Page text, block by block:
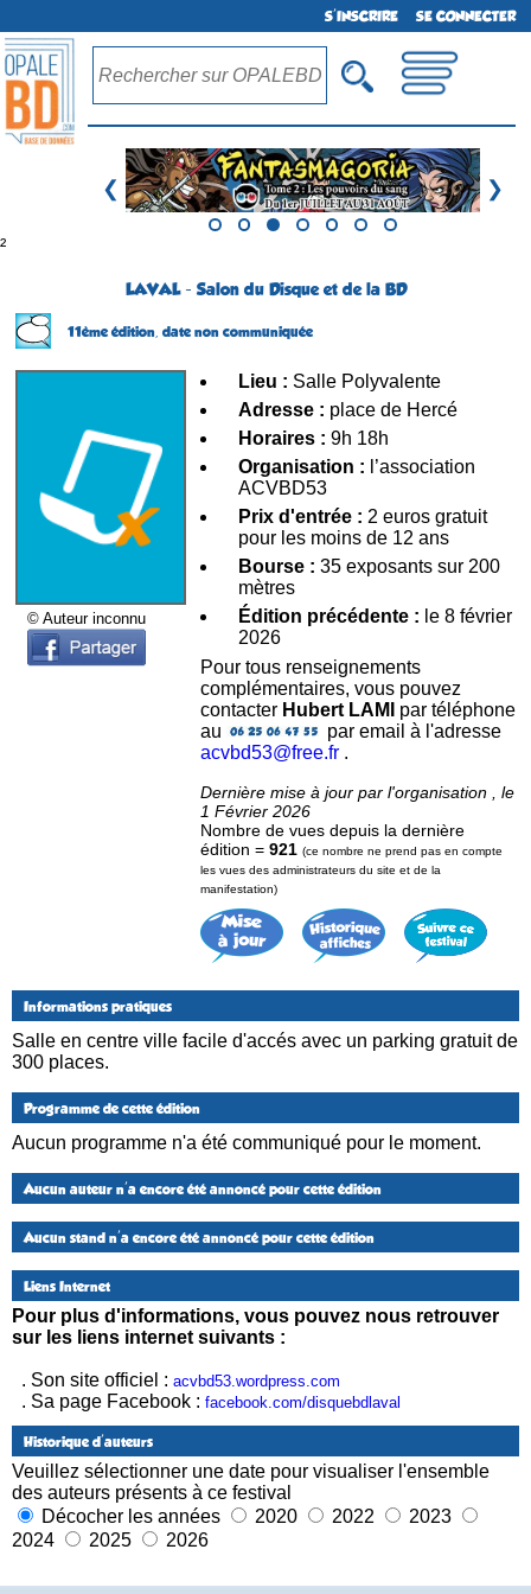
S'INSCRIRE SE CONNECTER
❮ ❯
²
LAVAL - Salon du Disque et de la BD
11ème édition, date non communiquée
© Auteur inconnu
Lieu : Salle Polyvalente
Adresse : place de Hercé
Horaires : 9h 18h
Organisation : l’association
ACVBD53
Prix d'entrée : 2 euros gratuit
pour les moins de 12 ans
Bourse : 35 exposants sur 200
mètres
Édition précédente : le 8 février
2026
Pour tous renseignements
complémentaires, vous pouvez
contacter Hubert LAMI
par téléphone
au
par email à l'adresse
acvbd53@free.fr .
Dernière mise à jour par l'organisation , le
1 Février 2026
Nombre de vues depuis la dernière
édition = 921 (ce nombre ne prend pas en compte
les vues des administrateurs du site et de la
manifestation)
Informations pratiques
Salle en centre ville facile d'accés avec un parking gratuit de
300 places.
Programme de cette édition
Aucun programme n'a été communiqué pour le moment.
Aucun auteur n'a encore été annoncé pour cette édition
Aucun stand n'a encore été annoncé pour cette édition
Liens Internet
Pour plus d'informations, vous pouvez nous retrouver
sur les liens internet suivants :
. Son site officiel : acvbd53.wordpress.com
. Sa page Facebook : facebook.com/disquebdlaval
Historique d'auteurs
Veuillez sélectionner une date pour visualiser l'ensemble
des auteurs présents à ce festival
Décocher les années
2020 2022
2023
2024
2025 2026